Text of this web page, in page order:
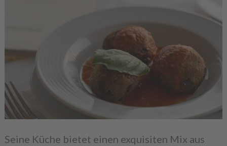
Seine Küche bietet einen exquisiten Mix aus